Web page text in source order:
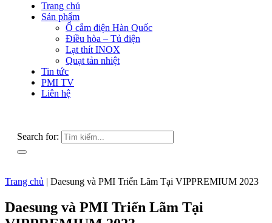
Trang chủ
Sản phẩm
Ổ cắm điện Hàn Quốc
Điều hòa – Tủ điện
Lạt thít INOX
Quạt tản nhiệt
Tin tức
PMI TV
Liên hệ
Search for:
Trang chủ | Daesung và PMI Triển Lãm Tại VIPPREMIUM 2023
Daesung và PMI Triển Lãm Tại